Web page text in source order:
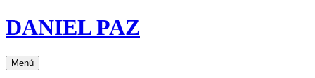
Saltar
al
DANIEL PAZ
Menú